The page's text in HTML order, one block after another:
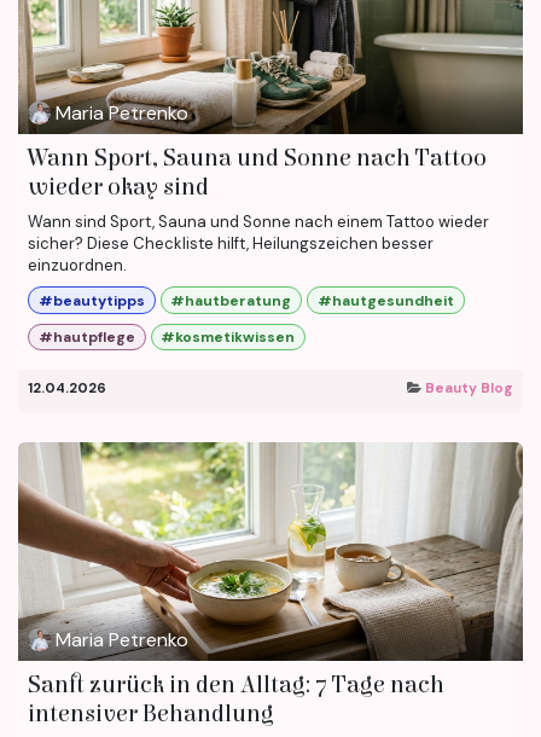
Maria Petrenko
Wann Sport, Sauna und Sonne nach Tattoo
wieder okay sind
Wann sind Sport, Sauna und Sonne nach einem Tattoo wieder
sicher? Diese Checkliste hilft, Heilungszeichen besser
einzuordnen.
#beautytipps #hautberatung
#hautgesundheit
#hautpflege
#kosmetikwissen
12.04.2026 Beauty Blog
Maria Petrenko
Sanft zurück in den Alltag: 7 Tage nach
intensiver Behandlung